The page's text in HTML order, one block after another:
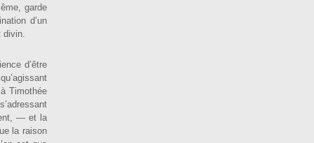
garde
d’un
d’être
Timothée
— et la
la raison